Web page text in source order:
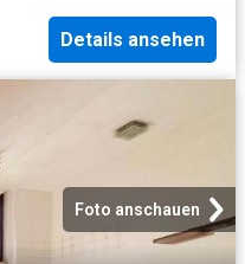
Details ansehen
Foto anschauen